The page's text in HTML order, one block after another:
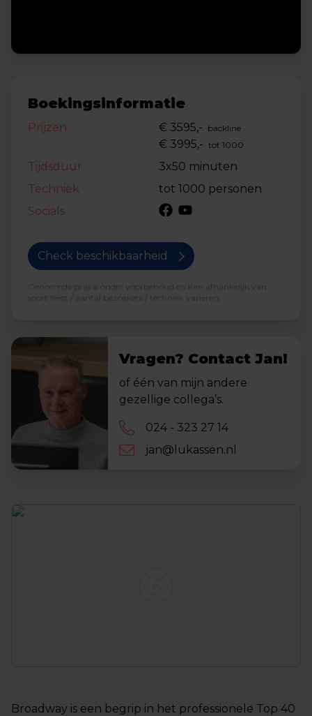
Boekingsinformatie
Prijzen € 3595,- backline
€ 3995,- tot 1000
Tijdsduur
3x50 minuten
Techniek
tot 1000 personen
Socials
Check beschikbaarheid
Genoemde prijs is onder voorbehoud en kan afhankelijk van
soort feest / aantal bezoekers / techniek variëren.
Vragen? Contact Jan!
of één van mijn andere
gezellige collega’s.
024 - 323 27 14
jan@lukassen.nl
Broadway is een begrip in het professionele Top 40